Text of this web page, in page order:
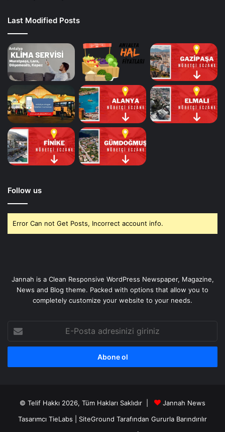
Last Modified Posts
Follow us
Error Can not Get Posts, Incorrect account info.
Jannah is a Clean Responsive WordPress Newspaper, Magazine,
News and Blog theme. Packed with options that allow you to
completely customize your website to your needs.
Posta
adresinizi
© Telif Hakkı 2026, Tüm Hakları Saklıdır |
Jannah News
Tasarımcı TieLabs
SiteGround Tarafından Gururla Barındırılır